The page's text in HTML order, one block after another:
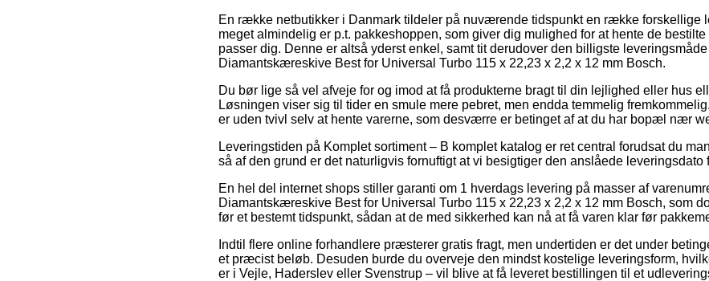
En række netbutikker i Danmark tildeler på nuværende tidspunkt en række forskellige
meget almindelig er p.t. pakkeshoppen, som giver dig mulighed for at hente de
passer dig. Denne er altså yderst enkel, samt tit derudover den billigste
Diamantskæreskive Best for Universal Turbo 115 x 22,23 x 2,2 x 12 mm Bosch.
Du bør lige så vel afveje for og imod at få produkterne bragt til din lejlighed eller hus
Løsningen viser sig til tider en smule mere pebret, men endda temmelig
er uden tvivl selv at hente varerne, som desværre er betinget af at du har bopæl nær
Leveringstiden på Komplet sortiment – B komplet katalog er ret central forudsat du
så af den grund er det naturligvis fornuftigt at vi besigtiger den anslåede leveringsdato
En hel del internet shops stiller garanti om 1 hverdags levering på masser af
Diamantskæreskive Best for Universal Turbo 115 x 22,23 x 2,2 x 12 mm Bosch, som
før et bestemt tidspunkt, sådan at de med sikkerhed kan nå at få varen klar før
Indtil flere online forhandlere præsterer gratis fragt, men undertiden er det under
et præcist beløb. Desuden burde du overveje den mindst kostelige leveringsform,
er i Vejle, Haderslev eller Svenstrup – vil blive at få leveret bestillingen til et